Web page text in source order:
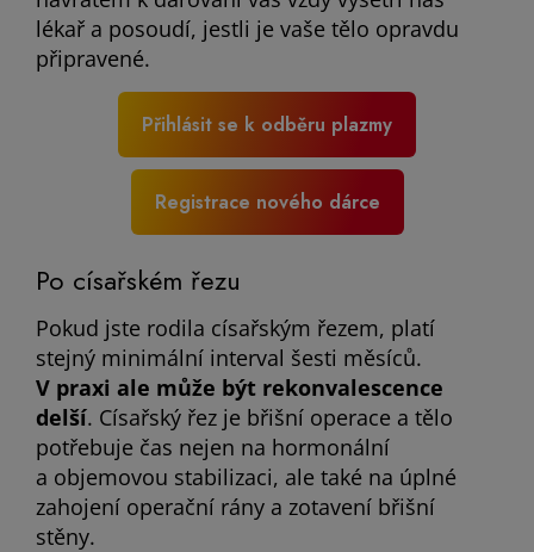
lékař a posoudí, jestli je vaše tělo opravdu
připravené.
Přihlásit se k odběru plazmy
Registrace nového dárce
Po císařském řezu
Pokud jste rodila císařským řezem, platí
stejný minimální interval šesti měsíců.
V praxi ale může být rekonvalescence
delší. Císařský řez je břišní operace a tělo
potřebuje čas nejen na hormonální
a objemovou stabilizaci, ale také na úplné
zahojení operační rány a zotavení břišní
stěny.